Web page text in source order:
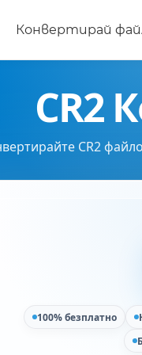
Конвертирай
CR2
CR2
100% безплатно